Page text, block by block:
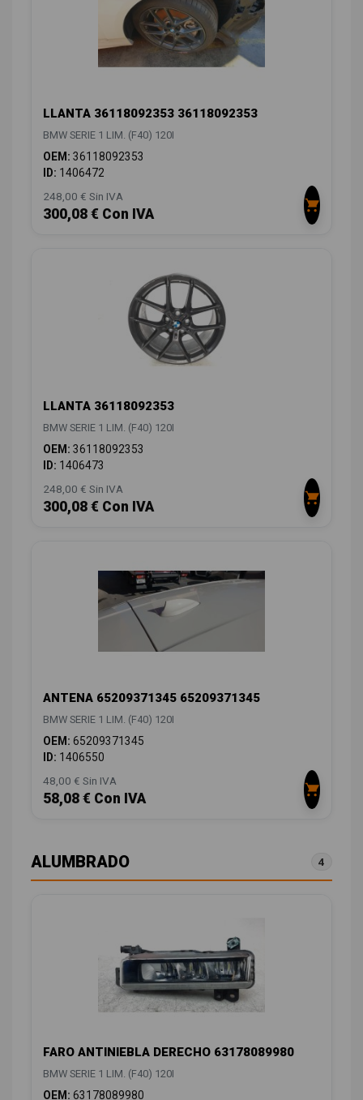
LLANTA 36118092353 36118092353
BMW SERIE 1 LIM. (F40) 120I
OEM: 36118092353
ID: 1406472
248,00 € Sin IVA
300,08 € Con IVA
LLANTA 36118092353
BMW SERIE 1 LIM. (F40) 120I
OEM: 36118092353
ID: 1406473
248,00 € Sin IVA
300,08 € Con IVA
ANTENA 65209371345 65209371345
BMW SERIE 1 LIM. (F40) 120I
OEM: 65209371345
ID: 1406550
48,00 € Sin IVA
58,08 € Con IVA
ALUMBRADO 4
FARO ANTINIEBLA DERECHO 63178089980
BMW SERIE 1 LIM. (F40) 120I
OEM: 63178089980